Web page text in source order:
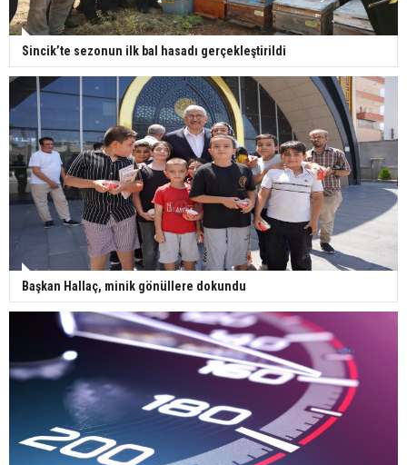
Sincik’te sezonun ilk bal hasadı gerçekleştirildi
Başkan Hallaç, minik gönüllere dokundu